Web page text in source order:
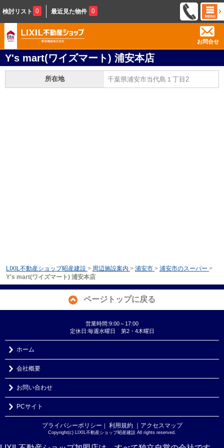
検討リスト 0 最近見た物件 0
お問合せ
Y's mart(ワイズマート) 浦安本店
所在地 千葉県浦安市当代島１丁目2
LIXIL不動産ショップ昭産建設 > 周辺施設案内 > 浦安市 > 浦安市のスーパー >
Y's mart(ワイズマート) 浦安本店
ページトップに戻る
営業時間:9:00～17:00
定休日:毎週水曜日 第2・4木曜日
ホーム
会社概要
お問い合わせ
PCサイト
プライバシーポリシー ｜ 利用規約 ｜アクセスマップ
Copyright(c) LIXIL不動産ショップ昭産建設 All rights reserved.